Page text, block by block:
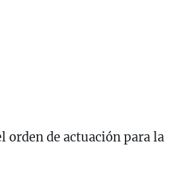
orden de actuación para la